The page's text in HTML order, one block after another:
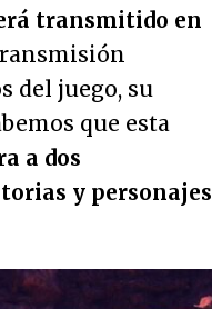
transmitido en
del juego, su
que esta
a dos
y personajes